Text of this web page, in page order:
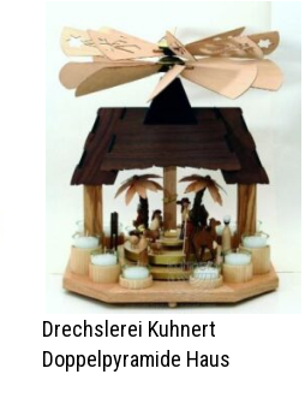
Drechslerei Kuhnert
Doppelpyramide Haus